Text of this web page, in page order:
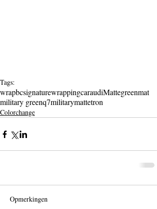
Tags:
wrapbcsignaturewrappingcaraudiMattegreenmat
military greenq7militarymattetron
Colorchange
Opmerkingen